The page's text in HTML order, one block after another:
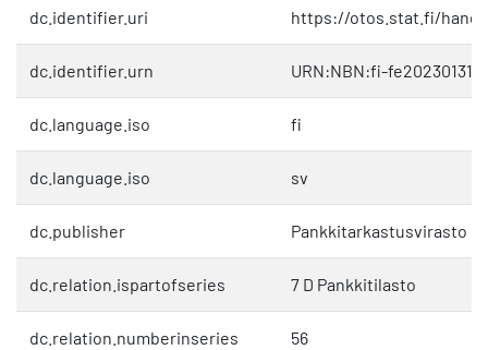
dc.identifier.uri https://otos.stat.fi/
dc.identifier.urn URN:NBN:fi-
dc.language.iso fi
dc.language.iso sv
dc.publisher Pankkitarkastusvirasto
dc.relation.ispartofseries 7 D Pankkitilasto
dc.relation.numberinseries 56